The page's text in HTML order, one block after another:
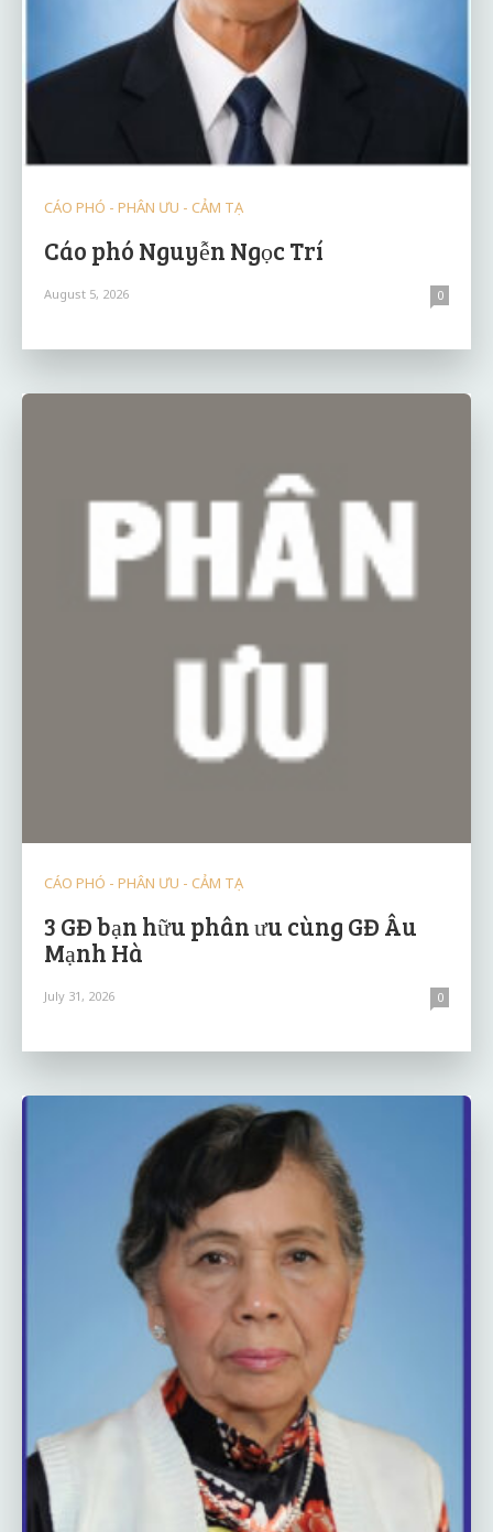
CÁO PHÓ - PHÂN ƯU - CẢM TẠ
Cáo phó Nguyễn Ngọc Trí
August 5, 2026 0
CÁO PHÓ - PHÂN ƯU - CẢM TẠ
3 GĐ bạn hữu phân ưu cùng GĐ Âu
Mạnh Hà
July 31, 2026 0